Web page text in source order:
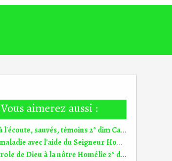
Vous aimerez aussi :
Invités, à l'écoute, sauvés, témoins 2° dim Carême A (1.03.2026)
Vivre la maladie avec l'aide du Seigneur Homélie 6° dim TO A (15.02.2026)
De la Parole de Dieu à la nôtre Homélie 2° dim TO A (18.01.2026)